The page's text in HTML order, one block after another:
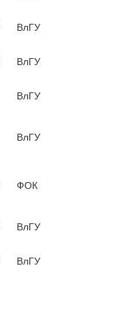
ВлГУ
ВлГУ
ВлГУ
ВлГУ
ФОК
ВлГУ
ВлГУ